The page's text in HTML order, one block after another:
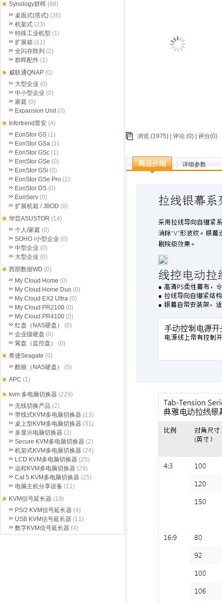
浏览 (1975) | 评论 (0) | 评分(0)
商品介绍 详细参数
Synology群晖 (88)
桌面式(塔式) (36)
机架式 (23)
特殊工业机型 (1)
扩展箱 (11)
全闪存阵列 (2)
群晖配件 (1)
威联通QNAP (0)
大型企业 (0)
中小型企业 (0)
家庭 (0)
Expansion Unit(0)
Infortrend普安 (4)
EonStor GS (1)
EonStor GSa (1)
EonStor GSc (1)
EonStor GSe (0)
EonStor GSi (0)
EonStor GSe Pro (1)
EonStor DS (0)
EonServ (0)
扩展机箱 / JBOD (0)
华芸ASUSTOR (14)
个人/家庭 (0)
SOHO /小型企业 (0)
中型企业 (0)
大型企业 (0)
西部数据WD (0)
My Cloud Home (0)
My Cloud Home Duo (0)
My Cloud EX2 Ultra (0)
My Cloud PR2100 (0)
My Cloud PR4100 (0)
红盘（NAS硬盘）
(0)
企业级硬盘 (0)
紫盘（监控盘）
(0)
希捷Seagate (6)
酷狼（NAS硬盘）
(5)
APC (1)
kvm 多电脑切换器 (229)
无线切换产品 (2)
带线式KVM多电脑切换器 (13)
桌上型KVM多电脑切换器 (31)
多显示电脑切换器 (2)
Secure KVM多电脑切换器 (2)
机架式KVM多电脑切换器 (24)
LCD KVM多电脑切换器 (25)
远程KVM多电脑切换器 (29)
Cat 5 KVM多电脑切换器 (25)
电脑主机分享设备 (11)
KVM信号延长器 (19)
PS/2 KVM信号延长器 (4)
USB KVM信号延长器 (11)
数字KVM信号延长器 (4)